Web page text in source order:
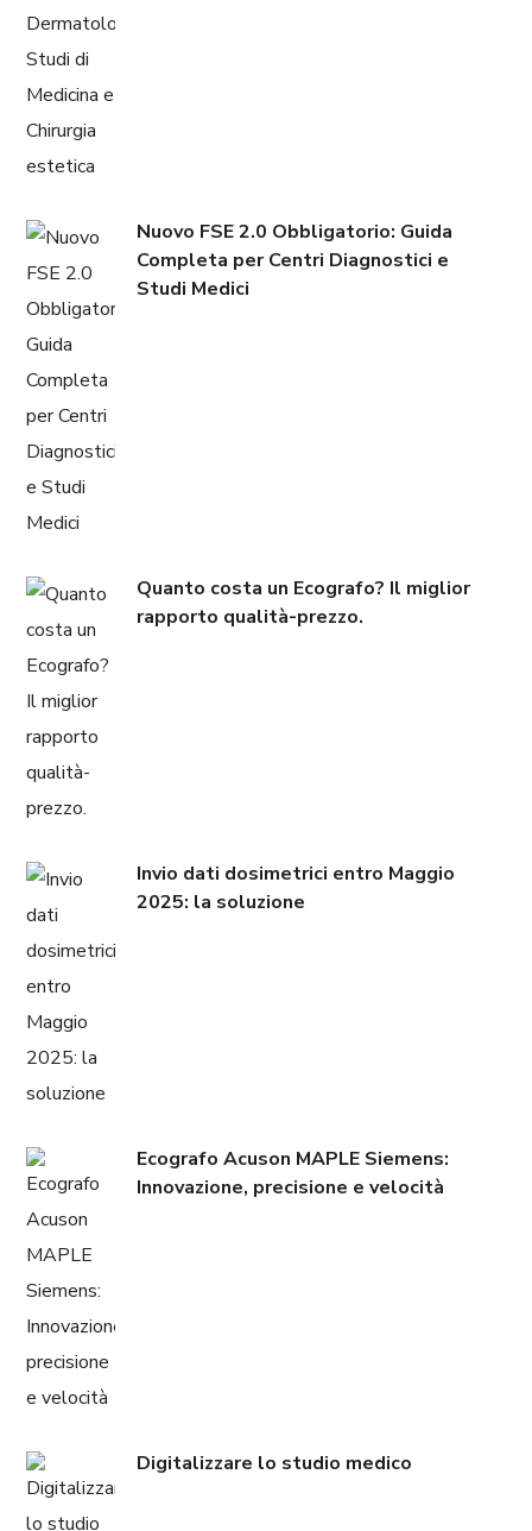
Nuovo FSE 2.0 Obbligatorio: Guida
Completa per Centri Diagnostici e
Studi Medici
Quanto costa un Ecografo? Il miglior
rapporto qualità-prezzo.
Invio dati dosimetrici entro Maggio
2025: la soluzione
Ecografo Acuson MAPLE Siemens:
Innovazione, precisione e velocità
Digitalizzare lo studio medico